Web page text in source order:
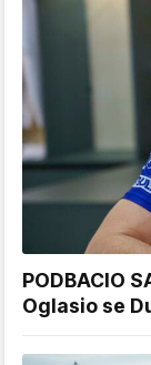
PODBACIO
Oglasio se